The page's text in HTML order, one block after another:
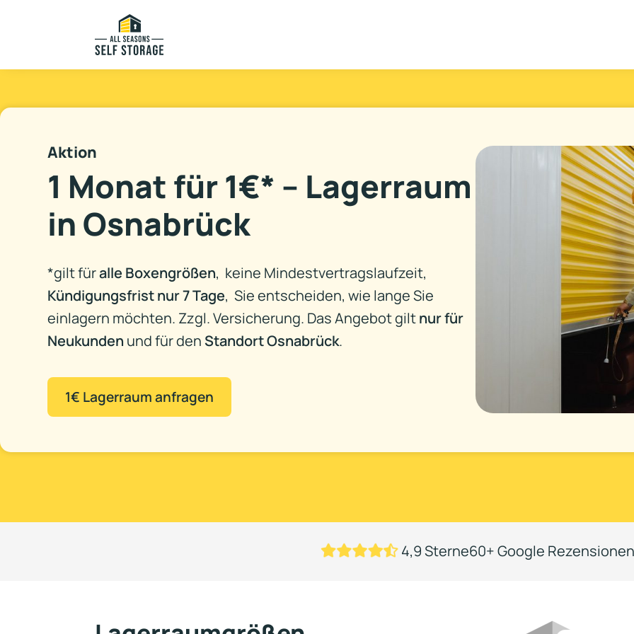
Aktion
1 Monat für 1€* – Lagerraum
in Osnabrück
*gilt füralle Boxengrößen, keine Mindestvertragslaufzeit,
Kündigungsfristnur 7 Tage, Sie entscheiden, wie lange Sie
einlagern möchten⁠. Zzgl. Versicherung. Das Angebot giltnur für
Neukunden und für den Standort Osnabrück.
1€ Lagerraum anfragen
4,9 Sterne60+ Google Rezensionen